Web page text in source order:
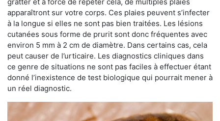
apparaîtront sur votre corps. Ces plaies peuvent s’infecter
à la longue si elles ne sont pas bien traitées. Les lésions
cutanées sous forme de prurit sont donc fréquentes avec
environ 5 mm à 2 cm de diamètre. Dans certains cas, cela
peut causer de l’urticaire. Les diagnostics cliniques dans
ce genre de situations ne sont pas faciles à effectuer étant
donné l’inexistence de test biologique qui pourrait mener à
un réel diagnostic.